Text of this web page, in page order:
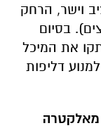
וישר, הרחק
בסיום
את המיכל
דליפות
מאלקטרה